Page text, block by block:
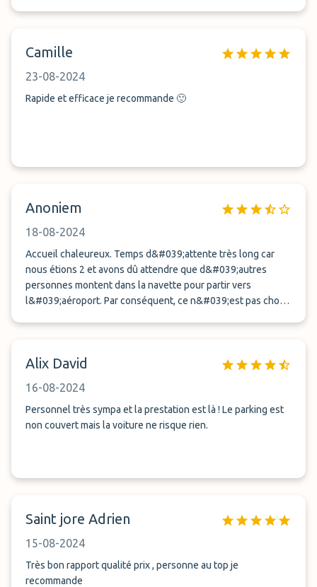
Camille
23-08-2024
Rapide et efficace je recommande 🙂
Anoniem
18-08-2024
Accueil chaleureux. Temps d&#039;attente très long car
nous étions 2 et avons dû attendre que d&#039;autres
personnes montent dans la navette pour partir vers
l&#039;aéroport. Par conséquent, ce n&#039;est pas chose
Alix David
16-08-2024
Personnel très sympa et la prestation est là ! Le parking est
non couvert mais la voiture ne risque rien.
Saint jore Adrien
15-08-2024
Très bon rapport qualité prix , personne au top je
recommande